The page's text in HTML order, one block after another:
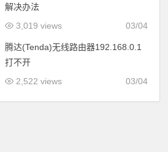
解决办法
03/04
3,019 views
腾达(Tenda)无线路由器192.168.0.1
打不开
03/04
2,522 views